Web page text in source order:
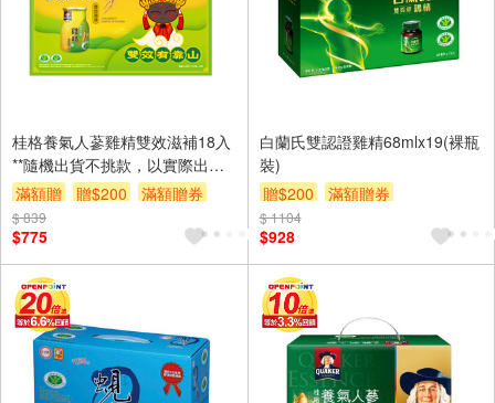
桂格養氣人蔘雞精雙效滋補18入
**隨機出貨不挑款，以實際出貨
為準。**
滿額贈 贈$200 滿額贈券
$ 839
$775
白蘭氏雙認證雞精68mlx19(裸瓶
裝)
贈$200
滿額贈券
$ 1104
$928